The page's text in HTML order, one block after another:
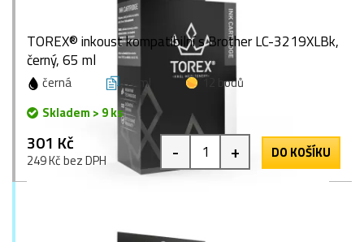
TOREX® inkoust kompatibilní s Brother LC-3219XLBk,
černý, 65 ml
černá 65 ml
12 bodů
Skladem > 9 ks
301 Kč
249 Kč bez DPH - + DO KOŠÍKU